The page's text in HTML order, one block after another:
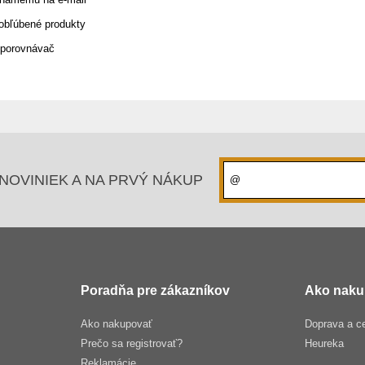
produkty
A NA PRVÝ NÁKUP
Poradňa pre zákazníkov
Ako nakupovať
Prečo sa registrovať?
Ako
Doprava a
Heureka